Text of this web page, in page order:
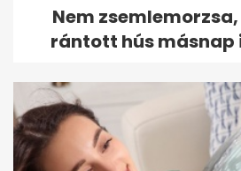
Nem
rántott hús másnap